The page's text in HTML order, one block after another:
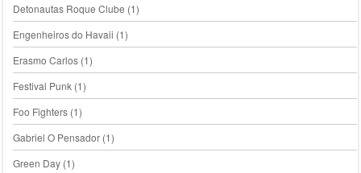
Detonautas Roque Clube (1)
Engenheiros do Havaii (1)
Erasmo Carlos(1)
Festival Punk(1)
Foo Fighters(1)
Gabriel O Pensador(1)
Green Day(1)